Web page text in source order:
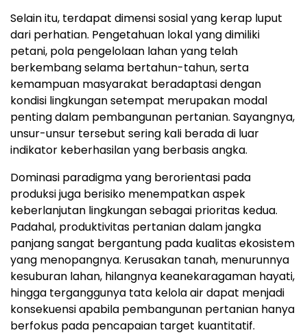
Selain itu, terdapat dimensi sosial yang kerap luput
dari perhatian. Pengetahuan lokal yang dimiliki
petani, pola pengelolaan lahan yang telah
berkembang selama bertahun-tahun, serta
kemampuan masyarakat beradaptasi dengan
kondisi lingkungan setempat merupakan modal
penting dalam pembangunan pertanian. Sayangnya,
unsur-unsur tersebut sering kali berada di luar
indikator keberhasilan yang berbasis angka.
Dominasi paradigma yang berorientasi pada
produksi juga berisiko menempatkan aspek
keberlanjutan lingkungan sebagai prioritas kedua.
Padahal, produktivitas pertanian dalam jangka
panjang sangat bergantung pada kualitas ekosistem
yang menopangnya. Kerusakan tanah, menurunnya
kesuburan lahan, hilangnya keanekaragaman hayati,
hingga terganggunya tata kelola air dapat menjadi
konsekuensi apabila pembangunan pertanian hanya
berfokus pada pencapaian target kuantitatif.